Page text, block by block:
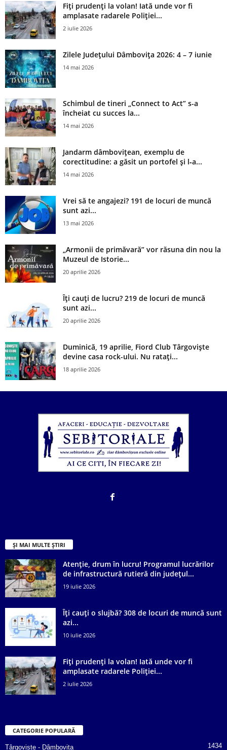
Fiți prudenți la volan! Iată unde vor fi
amplasate radarele Poliției...
2 iulie 2026
Zilele Județului Dâmbovița 2026: 4 – 7 iunie
14 mai 2026
Schimbul de tineri „Connect to Act” s-a
încheiat cu succes la...
14 mai 2026
Jandarm dâmbovițean, exemplu de
corectitudine: a găsit un portofel și l‑a...
14 mai 2026
Vrei să te angajezi? 191 de locuri de muncă
sunt azi...
13 mai 2026
„Armonii de primăvară” vor răsuna din nou la
Muzeul de Istorie...
20 aprilie 2026
Îți cauți de lucru? 219 de locuri de muncă
sunt azi...
20 aprilie 2026
Duminică, 19 aprilie, Fiord Club Târgoviște
devine casa rock-ului. Nu ratați...
18 aprilie 2026
ȘI MAI MULTE ȘTIRI
Atenție, drum în lucru! Programul lucrărilor
de infrastructură rutieră din județul...
19 iulie 2026
Îți cauți o slujbă? 308 de locuri de muncă sunt
azi...
10 iulie 2026
Fiți prudenți la volan! Iată unde vor fi
amplasate radarele Poliției...
2 iulie 2026
CATEGORIE POPULARĂ
Târgoviște - Dâmbovița 1434